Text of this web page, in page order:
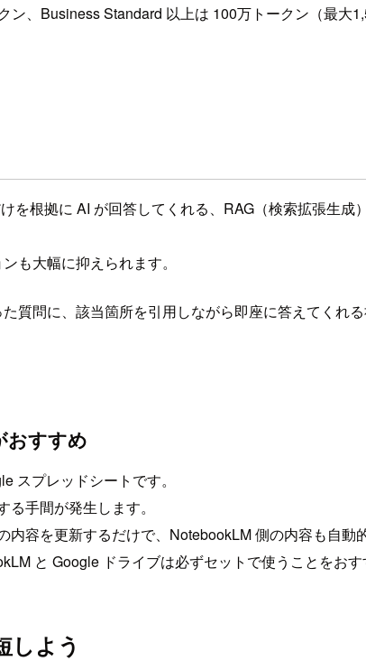
、Business Standard 以上は 100万トークン（最大
根拠に AI が回答してくれる、RAG（検索拡張生成
も大幅に抑えられます。
質問に、該当箇所を引用しながら即座に答えてくれ
おすすめ
スプレッドシートです。
手間が発生します。
容を更新するだけで、NotebookLM 側の内容も自動
と Google ドライブは必ずセットで使うことをおす
しよう